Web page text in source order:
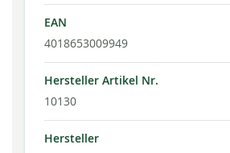
EAN
4018653009949
Hersteller Artikel Nr.
10130
Hersteller